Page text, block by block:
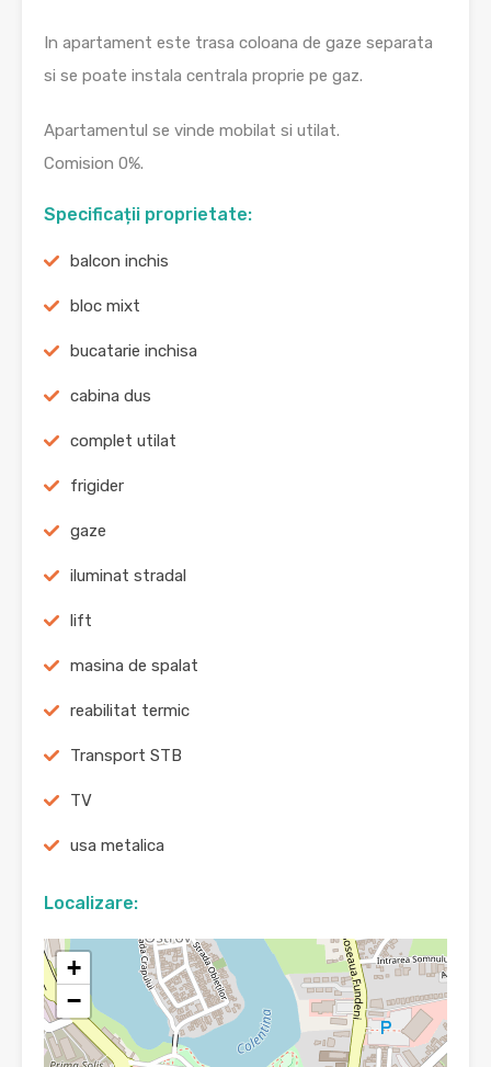
In apartament este trasa coloana de gaze separata
si se poate instala centrala proprie pe gaz.
Apartamentul se vinde mobilat si utilat.
Comision 0%.
Specificații proprietate:
balcon inchis
bloc mixt
bucatarie inchisa
cabina dus
complet utilat
frigider
gaze
iluminat stradal
lift
masina de spalat
reabilitat termic
Transport STB
TV
usa metalica
Localizare:
+
−